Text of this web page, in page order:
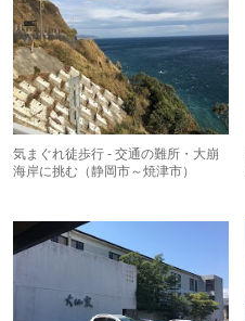
気まぐれ徒歩行 - 交通の難所・大崩
海岸に挑む（静岡市～焼津市）